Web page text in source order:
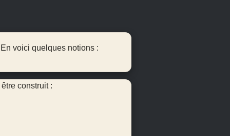
voici quelques notions :
construit :